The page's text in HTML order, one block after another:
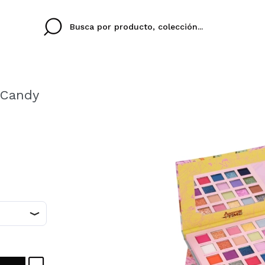
No tengo cuenta
Al crear una cuenta
rápidamente, revisar
anteriores.
IDIOMA ESPAÑOL ENGLISH
colori